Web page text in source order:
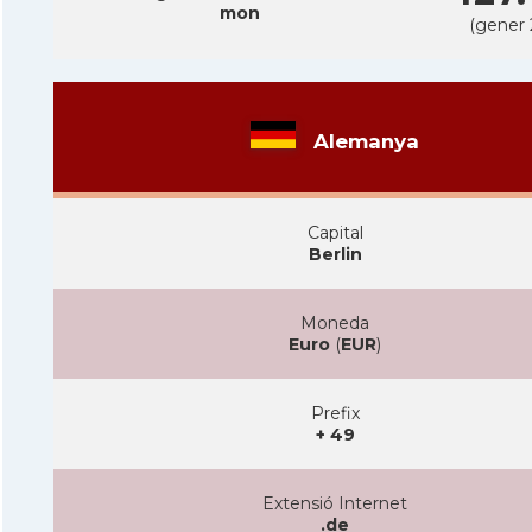
mon
(gener
Alemanya
Capital
Berlin
Moneda
Euro (EUR)
Prefix
+ 49
Extensió Internet
.de